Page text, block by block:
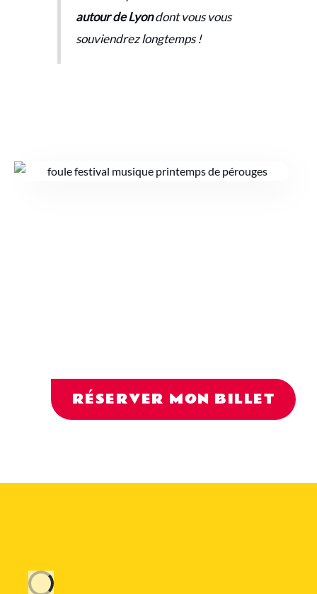
autour de Lyondont vous vous
souviendrez longtemps !
RÉSERVER MON BILLET